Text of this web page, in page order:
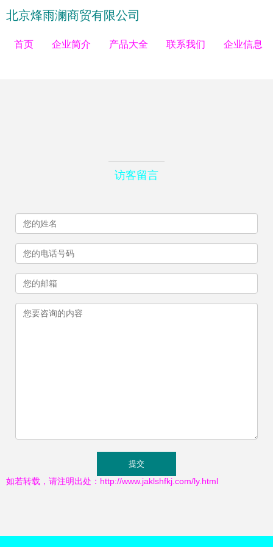
北京烽雨澜商贸有限公司
首页 企业简介 产品大全 联系我们 企业信息
访客留言
如若转载，请注明出处：http://www.jaklshfkj.com/ly.html